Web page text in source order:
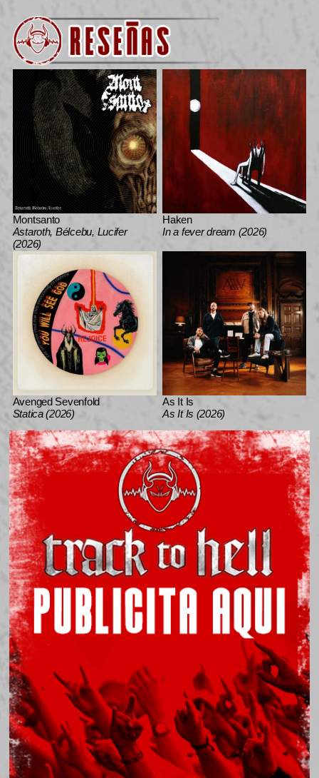
Montsanto
Astaroth, Bélcebu, Lucifer
(2026)
Haken
In a fever dream (2026)
Avenged Sevenfold
Statica (2026)
As It Is
As It Is (2026)